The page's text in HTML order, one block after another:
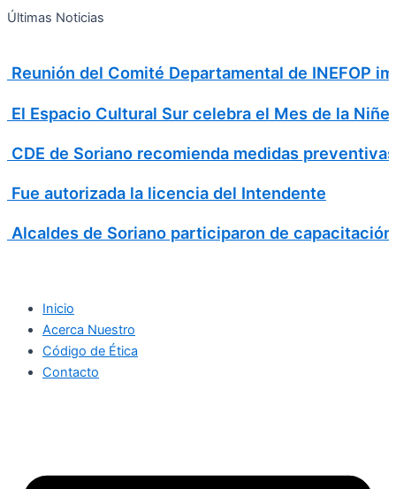
Ir
Últimas Noticias
Reunión del Comité Departamental de INEFOP
El Espacio Cultural Sur celebra el Mes de la
CDE de Soriano recomienda medidas
Fue autorizada la licencia del Intendente
Alcaldes de Soriano participaron de
Inicio
Acerca Nuestro
Código de Ética
Contacto
Search